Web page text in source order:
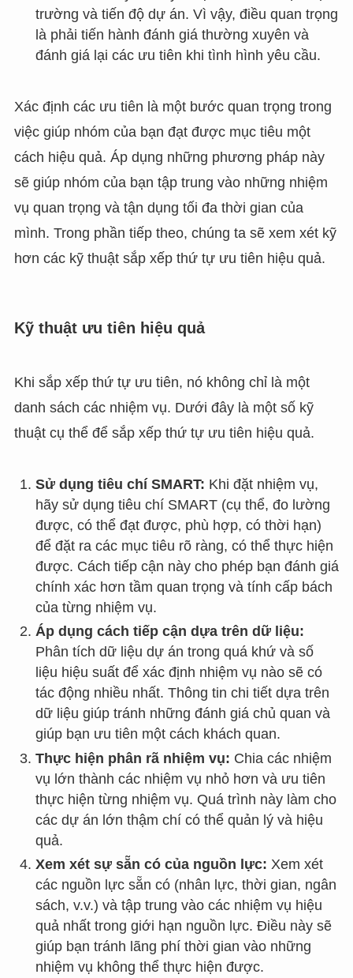
trường và tiến độ dự án. Vì vậy, điều quan trọng
là phải tiến hành đánh giá thường xuyên và
đánh giá lại các ưu tiên khi tình hình yêu cầu.
Xác định các ưu tiên là một bước quan trọng trong
việc giúp nhóm của bạn đạt được mục tiêu một
cách hiệu quả. Áp dụng những phương pháp này
sẽ giúp nhóm của bạn tập trung vào những nhiệm
vụ quan trọng và tận dụng tối đa thời gian của
mình. Trong phần tiếp theo, chúng ta sẽ xem xét kỹ
hơn các kỹ thuật sắp xếp thứ tự ưu tiên hiệu quả.
Kỹ thuật ưu tiên hiệu quả
Khi sắp xếp thứ tự ưu tiên, nó không chỉ là một
danh sách các nhiệm vụ. Dưới đây là một số kỹ
thuật cụ thể để sắp xếp thứ tự ưu tiên hiệu quả.
Sử dụng tiêu chí SMART: Khi đặt nhiệm vụ,
hãy sử dụng tiêu chí SMART (cụ thể, đo lường
được, có thể đạt được, phù hợp, có thời hạn)
để đặt ra các mục tiêu rõ ràng, có thể thực hiện
được. Cách tiếp cận này cho phép bạn đánh giá
chính xác hơn tầm quan trọng và tính cấp bách
của từng nhiệm vụ.
Áp dụng cách tiếp cận dựa trên dữ liệu:
Phân tích dữ liệu dự án trong quá khứ và số
liệu hiệu suất để xác định nhiệm vụ nào sẽ có
tác động nhiều nhất. Thông tin chi tiết dựa trên
dữ liệu giúp tránh những đánh giá chủ quan và
giúp bạn ưu tiên một cách khách quan.
Thực hiện phân rã nhiệm vụ: Chia các nhiệm
vụ lớn thành các nhiệm vụ nhỏ hơn và ưu tiên
thực hiện từng nhiệm vụ. Quá trình này làm cho
các dự án lớn thậm chí có thể quản lý và hiệu
quả.
Xem xét sự sẵn có của nguồn lực: Xem xét
các nguồn lực sẵn có (nhân lực, thời gian, ngân
sách, v.v.) và tập trung vào các nhiệm vụ hiệu
quả nhất trong giới hạn nguồn lực. Điều này sẽ
giúp bạn tránh lãng phí thời gian vào những
nhiệm vụ không thể thực hiện được.